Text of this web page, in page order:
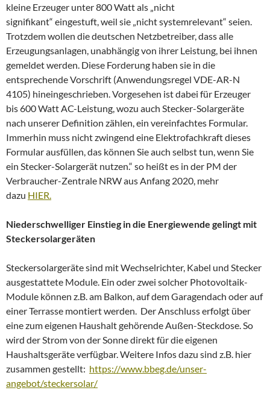
kleine Erzeuger unter 800 Watt als „nicht
signifikant“ eingestuft, weil sie „nicht systemrelevant“ seien.
Trotzdem wollen die deutschen Netzbetreiber, dass alle
Erzeugungsanlagen, unabhängig von ihrer Leistung, bei ihnen
gemeldet werden. Diese Forderung haben sie in die
entsprechende Vorschrift (Anwendungsregel VDE-AR-N
4105) hineingeschrieben. Vorgesehen ist dabei für Erzeuger
bis 600 Watt AC-Leistung, wozu auch Stecker-Solargeräte
nach unserer Definition zählen, ein vereinfachtes Formular.
Immerhin muss nicht zwingend eine Elektrofachkraft dieses
Formular ausfüllen, das können Sie auch selbst tun, wenn Sie
ein Stecker-Solargerät nutzen.“ so heißt es in der PM der
Verbraucher-Zentrale NRW aus Anfang 2020, mehr
dazu HIER.
Niederschwelliger Einstieg in die Energiewende gelingt mit
Steckersolargeräten
Steckersolargeräte sind mit Wechselrichter, Kabel und Stecker
ausgestattete Module. Ein oder zwei solcher Photovoltaik-
Module können z.B. am Balkon, auf dem Garagendach oder auf
einer Terrasse montiert werden. Der Anschluss erfolgt über
eine zum eigenen Haushalt gehörende Außen-Steckdose. So
wird der Strom von der Sonne direkt für die eigenen
Haushaltsgeräte verfügbar. Weitere Infos dazu sind z.B. hier
zusammen gestellt: https://www.bbeg.de/unser-
angebot/steckersolar/